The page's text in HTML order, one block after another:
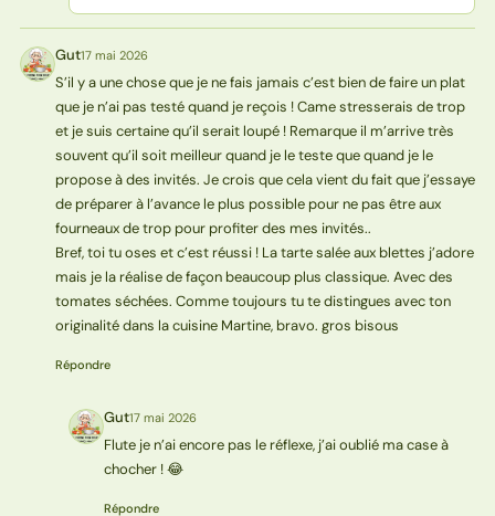
G Gut17 mai 2026
S’il y a une chose que je ne fais jamais c’est bien de faire un plat
que je n’ai pas testé quand je reçois ! Came stresserais de trop
et je suis certaine qu’il serait loupé ! Remarque il m’arrive très
souvent qu’il soit meilleur quand je le teste que quand je le
propose à des invités. Je crois que cela vient du fait que j’essaye
de préparer à l’avance le plus possible pour ne pas être aux
fourneaux de trop pour profiter des mes invités..
Bref, toi tu oses et c’est réussi ! La tarte salée aux blettes j’adore
mais je la réalise de façon beaucoup plus classique. Avec des
tomates séchées. Comme toujours tu te distingues avec ton
originalité dans la cuisine Martine, bravo. gros bisous
Répondre
G Gut17 mai 2026
Flute je n’ai encore pas le réflexe, j’ai oublié ma case à
chocher ! 😂
Répondre